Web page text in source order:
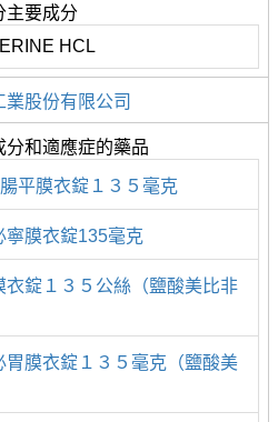
主要成分
HCL
業股份有限公司
分和適應症的藥品
腸平膜衣錠１３５毫克
寧膜衣錠135毫克
衣錠１３５公絲（鹽酸美比非
胃膜衣錠１３５毫克（鹽酸美